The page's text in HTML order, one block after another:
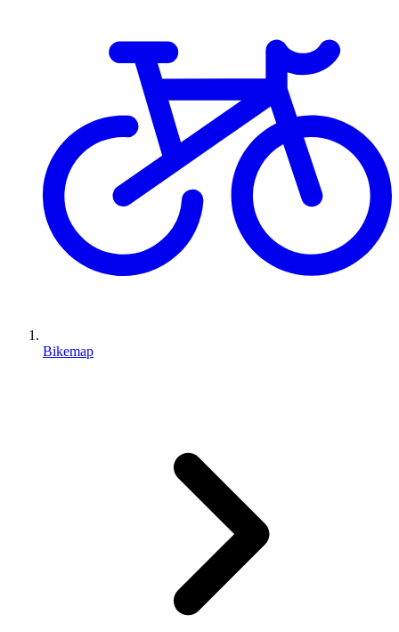
Bikemap